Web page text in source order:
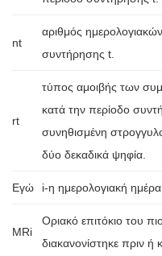
nt
αριθμός
συντήρησης t.
rt
τύπος αμοιβής των
κατά την περίοδο
συνηθισμένη
δύο δεκαδικά ψηφία.
Εγώ i-η ημερολογιακή
MRi
Οριακό επιτόκιο του
διακανονίστηκε πριν ή